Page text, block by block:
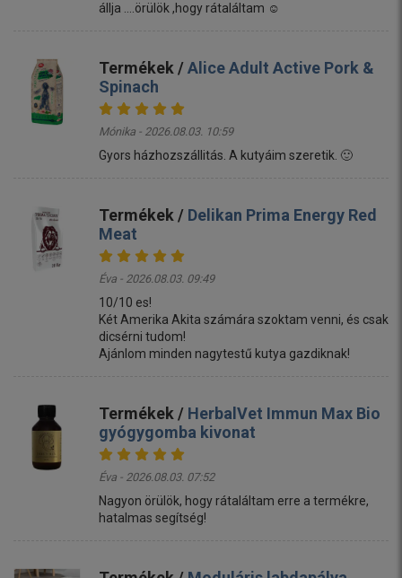
állja ....örülök ,hogy rátaláltam ☺️
Termékek /Alice Adult Active Pork &
Spinach
Mónika - 2026.08.03. 10:59
Gyors házhozszállitás. A kutyáim szeretik. 🙂
Termékek / Delikan Prima Energy Red
Meat
Éva - 2026.08.03. 09:49
10/10 es!
Két Amerika Akita számára szoktam venni, és csak
dicsérni tudom!
Ajánlom minden nagytestű kutya gazdiknak!
Termékek / HerbalVet Immun Max Bio
gyógygomba kivonat
Éva - 2026.08.03. 07:52
Nagyon örülök, hogy rátaláltam erre a termékre,
hatalmas segítség!